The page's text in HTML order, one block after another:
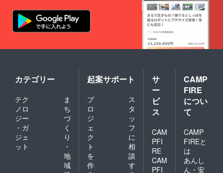
カテゴリー
テク
ノロ
ジー
・ガ
ジェ
ット
ま
ち
づ
く
り
・
地
域
起案サポート
プ
ロ
ジ
ェ
ク
ト
を
作
ス
タ
ッ
フ
に
相
談
す
サ
ー
ビ
ス
CAM
PFI
RE
CAM
PFI
CAMP
FIRE
につい
て
CAMP
FIREと
は
あんし
ん・安